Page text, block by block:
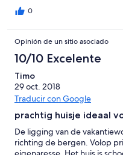
0
Opinión de un sitio asociado
10/10 Excelente
Timo
29 oct. 2018
Traducir con Google
prachtig huisje ideaal
De ligging van de
richting de bergen. Volop